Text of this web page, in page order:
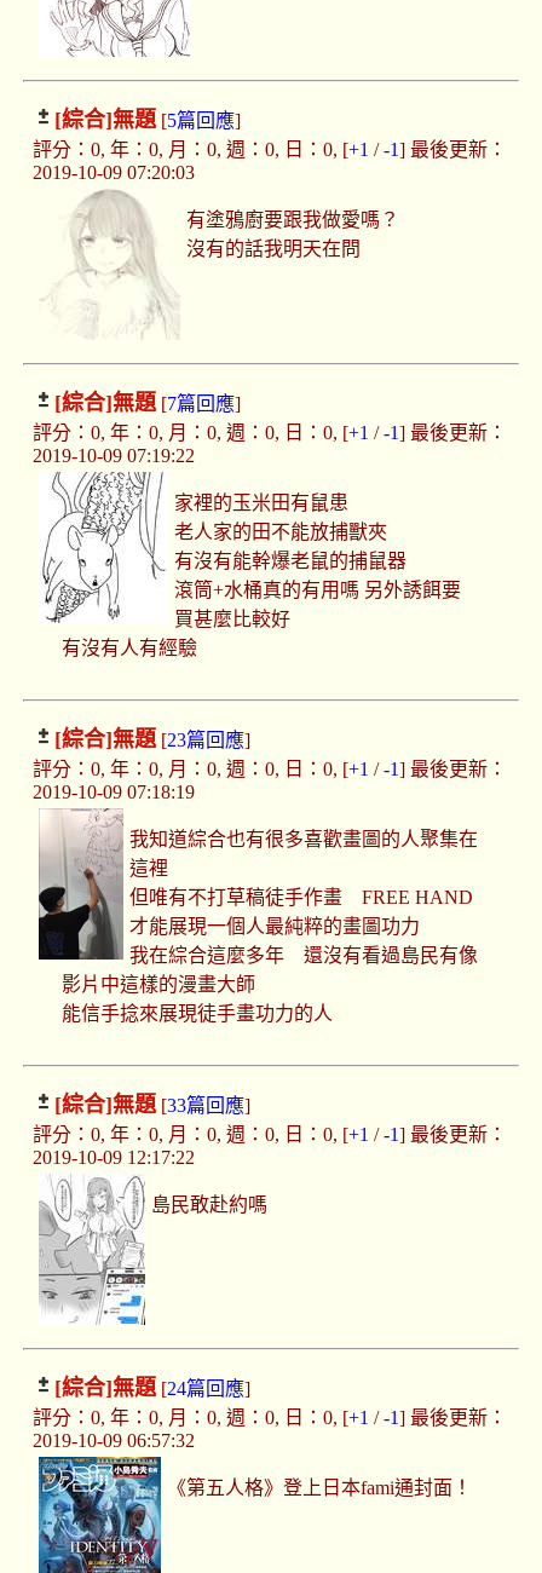
[綜合]無題[5篇回應]
評分：0, 年：0, 月：0, 週：0, 日：0, [+1 /-1] 最後更新：
2019-10-09 07:20:03
有塗鴉廚要跟我做愛嗎？
沒有的話我明天在問
[綜合]無題[7篇回應]
評分：0, 年：0, 月：0, 週：0, 日：0, [+1 /-1] 最後更新：
2019-10-09 07:19:22
家裡的玉米田有鼠患
老人家的田不能放捕獸夾
有沒有能幹爆老鼠的捕鼠器
滾筒+水桶真的有用嗎 另外誘餌要
買甚麼比較好
有沒有人有經驗
[綜合]無題[23篇回應]
評分：0, 年：0, 月：0, 週：0, 日：0, [+1 /-1] 最後更新：
2019-10-09 07:18:19
我知道綜合也有很多喜歡畫圖的人聚集在
這裡
但唯有不打草稿徒手作畫 FREE HAND
才能展現一個人最純粹的畫圖功力
我在綜合這麼多年 還沒有看過島民有像
影片中這樣的漫畫大師
能信手捻來展現徒手畫功力的人
[綜合]無題[33篇回應]
評分：0, 年：0, 月：0, 週：0, 日：0, [+1 /-1] 最後更新：
2019-10-09 12:17:22
島民敢赴約嗎
[綜合]無題[24篇回應]
評分：0, 年：0, 月：0, 週：0, 日：0, [+1 /-1] 最後更新：
2019-10-09 06:57:32
《第五人格》登上日本fami通封面！